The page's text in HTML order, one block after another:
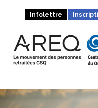
Infolettre